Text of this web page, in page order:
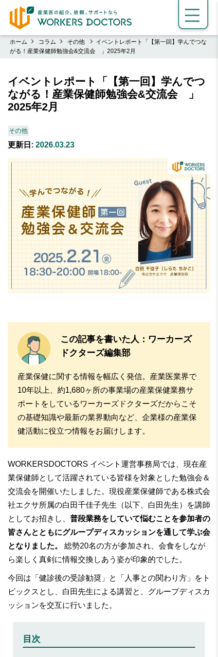
ホーム コラム その他
イベントレポート「【第一回】学んでつな
がる！産業保健師勉強会&交流会 」2025年2月
イベントレポート「【第一回】学んでつ
ながる！産業保健師勉強会&交流会 」
2025年2月
その他
更新日: 2026.03.23
この記事を書いた人：ワーカーズ
ドクターズ編集部
産業保健に関する情報を幅広く発信。産業医業界で
10年以上、約1,680ヶ所の事業場の産業保健業務サ
ポートをしているワーカーズドクターズだからこそ
の基礎知識や最新の業界動向など、企業様の産業保
健活動に役立つ情報をお届けします。
WORKERSDOCTORS イベント運営事務局では、現在産
業保健師として活躍されている皆様を対象とした勉強会＆
交流会を開催いたしました。現役産業保健師である株式会
社エクサ所属の白田千佳子先生（以下、白田先生）を講師
としてお招きし、 普段業務をしていて悩むことを参加者の
皆さんとともにグループディスカッションを通して学ぶ会
となりました。 総勢20名の方が参加され、会食をしなが
ら楽しく真剣に情報交換しあう姿が印象的でした。
今回は「健診後の受診勧奨」と「人事との関わり方」をト
ピックスとし、白田先生による講習と、グループディスカ
ッションを交互に行いました。
目次